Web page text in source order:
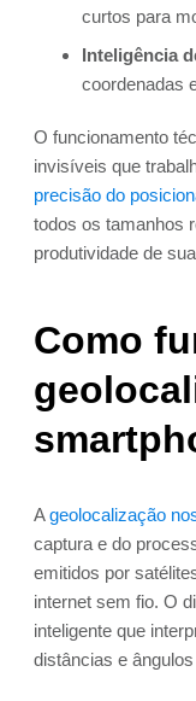
curtos para
Inteligência
coordenadas
O funcionamento
invisíveis que
precisão do
todos os tamanhos
produtividade de
Como
Ageolocalização
captura e do
emitidos por
internet sem fio. O
inteligente que
distâncias e